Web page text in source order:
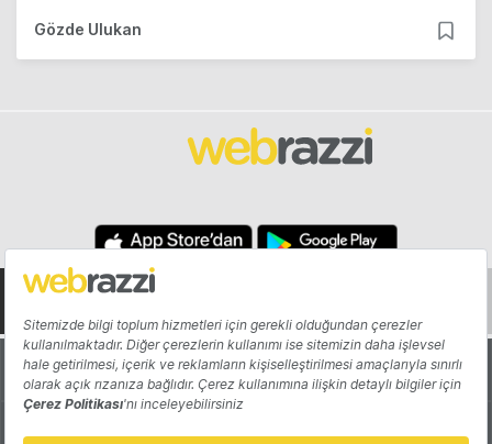
Gözde Ulukan
Hakkında Yazarlar
Katkıda Bulun Reklam